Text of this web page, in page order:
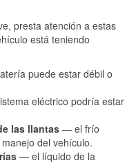
presta atención a estas
está teniendo
puede estar débil o
eléctrico podría estar
las llantas — el frío
del vehículo.
— el líquido de la